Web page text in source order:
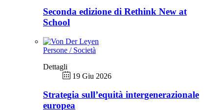
Seconda edizione di Rethink New at
School
Persone / Società
Dettagli
19 Giu 2026
Strategia sull’equità intergenerazionale
europea